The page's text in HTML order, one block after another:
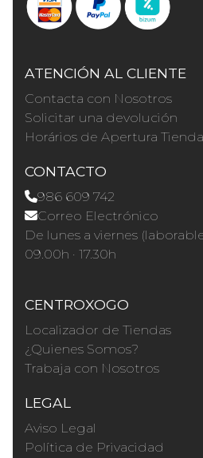
ATENCIÓN AL CLIENTE
Contacta con Nosotros
Solicitar una devolución
Horários de Apertura
CONTACTO
986 609 742
Correo Electrónico
De lunes a viernes
09.00h · 17.30h
CENTROXOGO
Localizador de Tiendas
¿Quienes Somos?
Trabaja con Nosotros
LEGAL
Aviso Legal
Política de Privacidad